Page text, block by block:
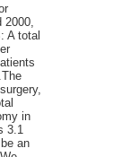
A total
in
3.1
an